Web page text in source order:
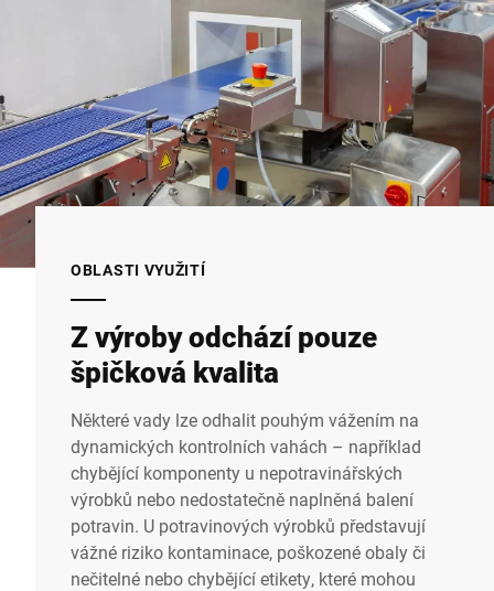
OBLASTI VYUŽITÍ
Z výroby odchází pouze
špičková kvalita
Některé vady lze odhalit pouhým vážením na
dynamických kontrolních vahách – například
chybějící komponenty u nepotravinářských
výrobků nebo nedostatečně naplněná balení
potravin. U potravinových výrobků představují
vážné riziko kontaminace, poškozené obaly či
nečitelné nebo chybějící etikety, které mohou